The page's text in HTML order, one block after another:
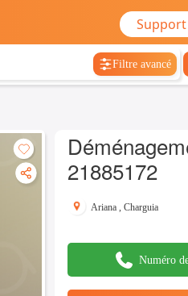
Support
Filtre avancé
21885172
Ariana ,Charguia
Numéro